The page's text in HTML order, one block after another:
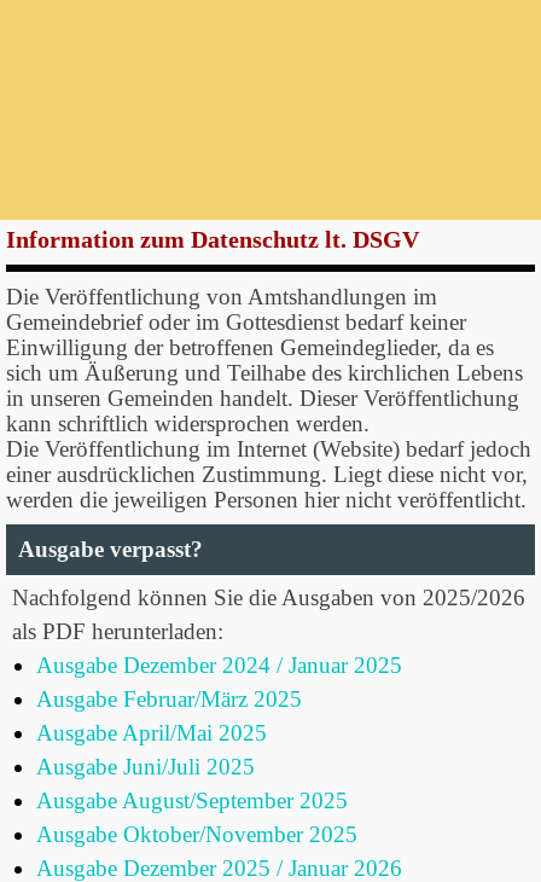
Information zum Datenschutz lt. DSGV
Die Veröffentlichung von Amtshandlungen im
Gemeindebrief oder im Gottesdienst bedarf keiner
Einwilligung der betroffenen Gemeindeglieder, da es
sich um Äußerung und Teilhabe des kirchlichen Lebens
in unseren Gemeinden handelt. Dieser Veröffentlichung
kann schriftlich widersprochen werden.
Die Veröffentlichung im Internet (Website) bedarfjedoch
einer ausdrücklichen Zustimmung. Liegt diese nicht vor,
werden die jeweiligen Personen hier nicht veröffentlicht.
Ausgabe verpasst?
Nachfolgend können Sie die Ausgaben von 2025/2026
als PDF herunterladen:
Ausgabe Dezember 2024 / Januar 2025
Ausgabe Februar/März 2025
Ausgabe April/Mai 2025
Ausgabe Juni/Juli 2025
Ausgabe August/September 2025
Ausgabe Oktober/November 2025
Ausgabe Dezember 2025 / Januar 2026